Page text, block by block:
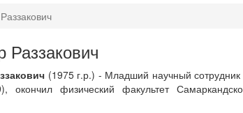
Раззакович
(1975 г.р.) - Младший научный сотрудник
окончил физический факультет